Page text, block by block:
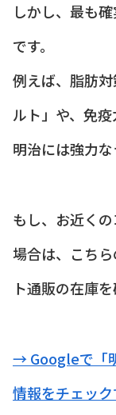
しかし、最も
です。
例えば、脂肪
ルト」や、免疫
明治には強力な
もし、お近く
場合は、こち
ト通販の在庫
→ Googleで「
情報をチェック